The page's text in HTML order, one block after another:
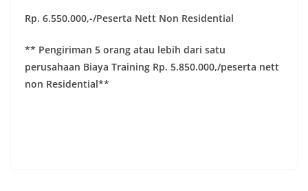
Rp. 6.550.000,-/Peserta Nett Non Residential
** Pengiriman 5 orang atau lebih dari satu
perusahaan Biaya Training Rp. 5.850.000,/peserta nett
non Residential**